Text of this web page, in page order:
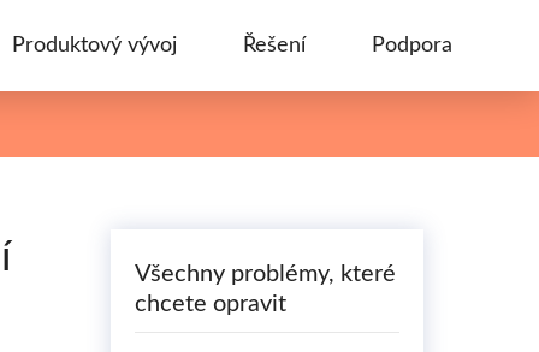
Produktový vývoj Řešení Podpora
Všechny problémy, které
chcete opravit